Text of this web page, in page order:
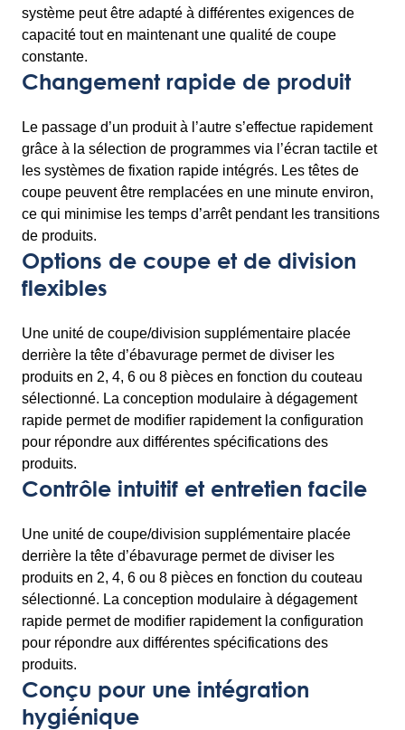
système peut être adapté à différentes exigences de
capacité tout en maintenant une qualité de coupe
constante.
Changement rapide de produit
Le passage d’un produit à l’autre s’effectue rapidement
grâce à la sélection de programmes via l’écran tactile et
les systèmes de fixation rapide intégrés. Les têtes de
coupe peuvent être remplacées en une minute environ,
ce qui minimise les temps d’arrêt pendant les transitions
de produits.
Options de coupe et de division
flexibles
Une unité de coupe/division supplémentaire placée
derrière la tête d’ébavurage permet de diviser les
produits en 2, 4, 6 ou 8 pièces en fonction du couteau
sélectionné. La conception modulaire à dégagement
rapide permet de modifier rapidement la configuration
pour répondre aux différentes spécifications des
produits.
Contrôle intuitif et entretien facile
Une unité de coupe/division supplémentaire placée
derrière la tête d’ébavurage permet de diviser les
produits en 2, 4, 6 ou 8 pièces en fonction du couteau
sélectionné. La conception modulaire à dégagement
rapide permet de modifier rapidement la configuration
pour répondre aux différentes spécifications des
produits.
Conçu pour une intégration
hygiénique